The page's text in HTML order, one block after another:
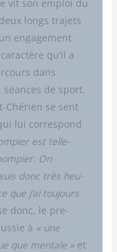
vit son emploi du
longs tra­jets
enga­ge­ment
qu’il a
dans
de sport,
Ché­rien se sent
lui cor­res­pond
est tel­le­
On
donc très heu­
que j’ai tou­jours
donc, le pre­
à « une
que men­tale » et